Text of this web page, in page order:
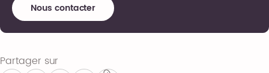
Nous contacter
Partager sur